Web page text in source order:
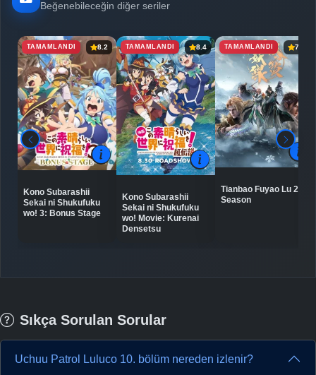
Beğenebileceğin diğer seriler
TAMAMLANDI 8.2
Kono Subarashii
Sekai ni Shukufuku
wo! 3: Bonus Stage
TAMAMLANDI 8.4
Kono Subarashii
Sekai ni Shukufuku
wo! Movie: Kurenai
Densetsu
TAMAMLANDI 7.8
Tianbao Fuyao Lu 2nd
Season
Sıkça Sorulan Sorular
Uchuu Patrol Luluco 10. bölüm nereden izlenir?